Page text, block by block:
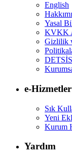
English
Yasal
KVKK
Gizlilik
DETSİS
e-Hizmetler
Sık
Yeni
Kurum
Yardım